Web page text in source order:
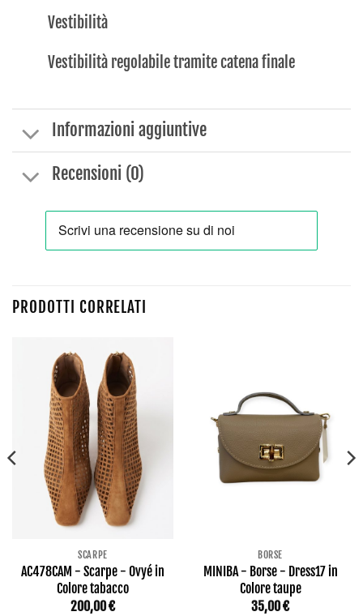
Vestibilità
Vestibilità regolabile tramite catena finale
Informazioni aggiuntive
Recensioni (0)
PRODOTTI CORRELATI
SCARPE
AC478CAM - Scarpe - Ovyé in
Colore tabacco
200,00€
BORSE
MINIBA - Borse - Dress17 in
Colore taupe
35,00€